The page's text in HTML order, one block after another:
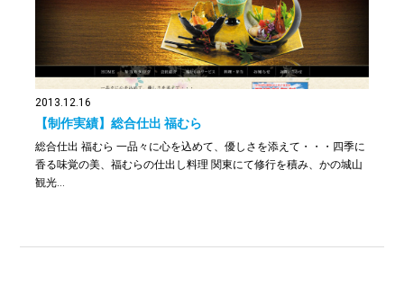
2013.12.16
【制作実績】総合仕出 福むら
総合仕出 福むら 一品々に心を込めて、優しさを添えて・・・四季に
香る味覚の美、福むらの仕出し料理 関東にて修行を積み、かの城山
観光…